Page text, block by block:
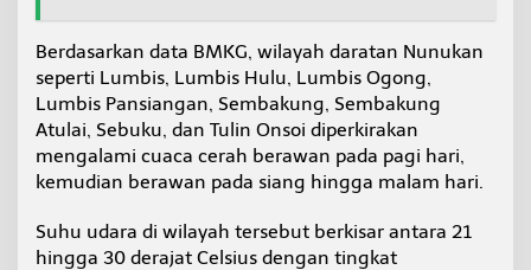
Berdasarkan data BMKG, wilayah daratan Nunukan
seperti Lumbis, Lumbis Hulu, Lumbis Ogong,
Lumbis Pansiangan, Sembakung, Sembakung
Atulai, Sebuku, dan Tulin Onsoi diperkirakan
mengalami cuaca cerah berawan pada pagi hari,
kemudian berawan pada siang hingga malam hari.
Suhu udara di wilayah tersebut berkisar antara 21
hingga 30 derajat Celsius dengan tingkat